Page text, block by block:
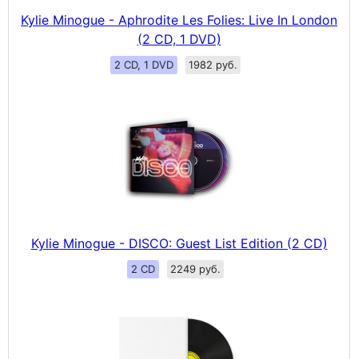
Kylie Minogue - Aphrodite Les Folies: Live In London
(2 CD, 1 DVD)
2 CD, 1 DVD 1982 руб.
Kylie Minogue - DISCO: Guest List Edition (2 CD)
2 CD 2249 руб.